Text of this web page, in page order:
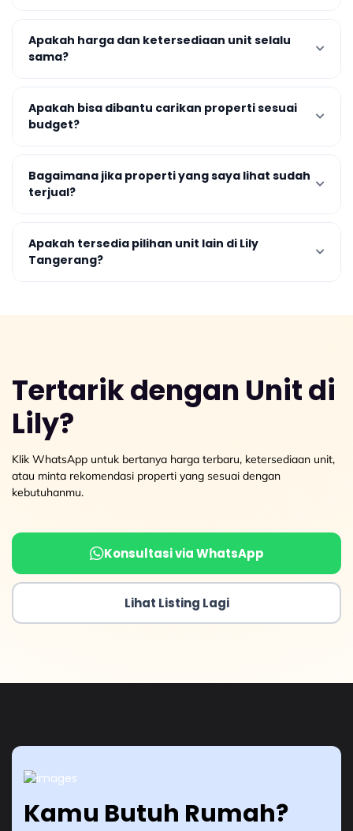
Apakah harga dan ketersediaan unit selalu
sama?
Apakah bisa dibantu carikan properti sesuai
budget?
Bagaimana jika properti yang saya lihat sudah
terjual?
Apakah tersedia pilihan unit lain di Lily
Tangerang?
Tertarik dengan Unit di
Lily?
Klik WhatsApp untuk bertanya harga terbaru, ketersediaan unit,
atau minta rekomendasi properti yang sesuai dengan
kebutuhanmu.
Konsultasi via WhatsApp
Lihat Listing Lagi
Kamu Butuh Rumah?